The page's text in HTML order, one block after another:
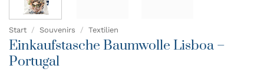
Start / Souvenirs / Textilien
Einkaufstasche Baumwolle Lisboa –
Portugal